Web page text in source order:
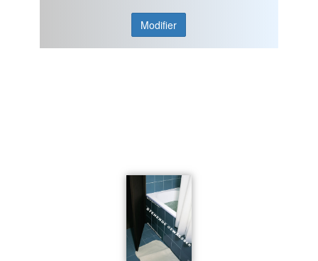
Modifier